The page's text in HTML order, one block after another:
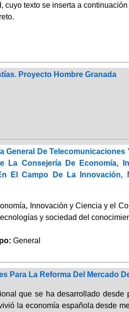
cuyo texto se inserta a continuación
Proyecto Hombre Granada
General De
La Consejería De Economía,
El Campo De La Innovación,
Innovación y Ciencia y el
y sociedad del
General
Para La Reforma Del Mercado
que se ha desarrollado
la economía española desde